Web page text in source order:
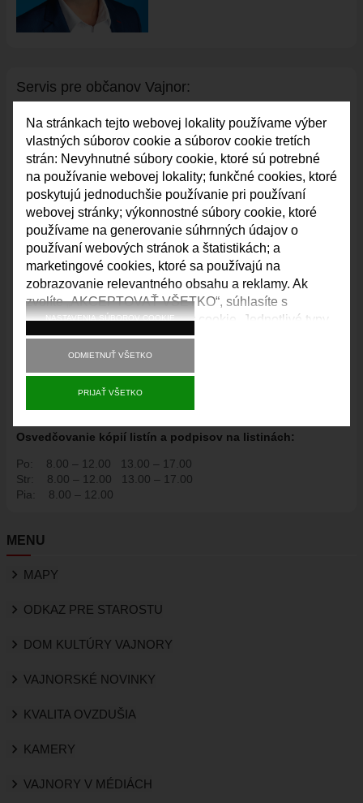
VAJNORSKÉ JAZERÁ
STAROSTA
REFERÁTY
Servis pre občanov Vajnor:
02/ 212 95 212
Úradné hodiny:
Po: 8.00 – 12.00 13.00 – 17.00
Str:
8.00 – 12.00 13.00 – 17.00
Pia:
8.00 – 12.00
Podateľňa:
Po: 8.00 – 12.00 13.00 – 17.00
Ut:
8.00 – 12.00 13.00 – 15.00
Str:
8.00 – 12.00 13.00 – 17.00
Štv: 8.00 – 12.00 13.00 – 15.00
8.00 – 12.00 13.00 – 17.00
Osvedčovanie kópií listín a podpisov na listinách:
Po: 8.00 – 12.00
13.00 – 17.00
Str:
8.00 – 12.00
13.00 – 17.00
Pia:
8.00 – 12.00
MENU
MAPY
ODKAZ PRE STAROSTU
DOM KULTÚRY VAJNORY
VAJNORSKÉ NOVINKY
KVALITA OVZDUŠIA
KAMERY
VAJNORY V MÉDIÁCH
Na stránkach tejto webovej lokality používame výber
vlastných súborov cookie a súborov cookie tretích
strán: Nevyhnutné súbory cookie, ktoré sú potrebné
na používanie webovej lokality; funkčné cookies, ktoré
poskytujú jednoduchšie používanie pri používaní
webovej stránky; výkonnostné súbory cookie, ktoré
používame na generovanie súhrnných údajov o
používaní webových stránok a štatistikách; a
marketingové cookies, ktoré sa používajú na
zobrazovanie relevantného obsahu a reklamy. Ak
zvolíte „AKCEPTOVAŤ VŠETKO“, súhlasíte s
používaním všetkých súborov cookie. Jednotlivé typy
súborov cookie môžete prijať a odmietnuť a svoj
súhlas do budúcnosti kedykoľvek odvolať v časti
„Nastavenia“.
NASTAVENIA SÚBOROV COOKIE
ODMIETNUŤ VŠETKO
PRIJAŤ VŠETKO